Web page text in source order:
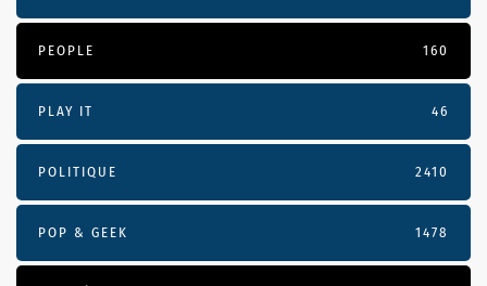
PEOPLE 160
PLAY IT 46
POLITIQUE 2410
POP & GEEK 1478